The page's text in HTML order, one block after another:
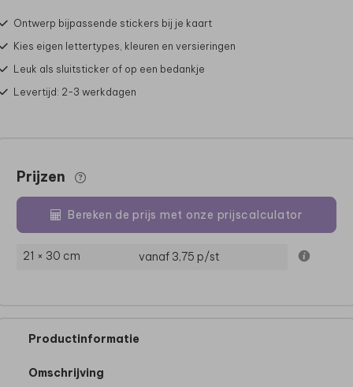
Ontwerp bijpassende stickers bij je kaart
Kies eigen lettertypes, kleuren en versieringen
Leuk als sluitsticker of op een bedankje
Levertijd: 2-3 werkdagen
Prijzen
Bereken de prijs met onze prijscalculator
21 × 30 cm vanaf 3,75 p/st
Productinformatie
Omschrijving